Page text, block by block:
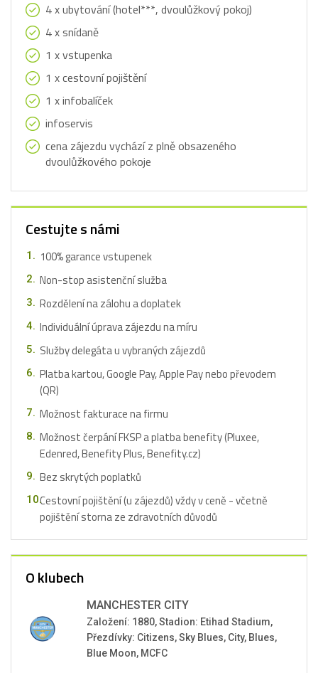
4 x ubytování (hotel***, dvoulůžkový pokoj)
4 x snídaně
1 x vstupenka
1 x cestovní pojištění
1 x infobalíček
infoservis
cena zájezdu vychází z plně obsazeného
dvoulůžkového pokoje
Cestujte s námi
100% garance vstupenek
Non-stop asistenční služba
Rozdělení na zálohu a doplatek
Individuální úprava zájezdu na míru
Služby delegáta u vybraných zájezdů
Platba kartou, Google Pay, Apple Pay nebo převodem
(QR)
Možnost fakturace na firmu
Možnost čerpání FKSP a platba benefity (Pluxee,
Edenred, Benefity Plus, Benefity.cz)
Bez skrytých poplatků
Cestovní pojištění (u zájezdů) vždy v ceně - včetně
pojištění storna ze zdravotních důvodů
O klubech
MANCHESTER CITY
Založení: 1880, Stadion: Etihad Stadium,
Přezdívky: Citizens, Sky Blues, City, Blues,
Blue Moon, MCFC